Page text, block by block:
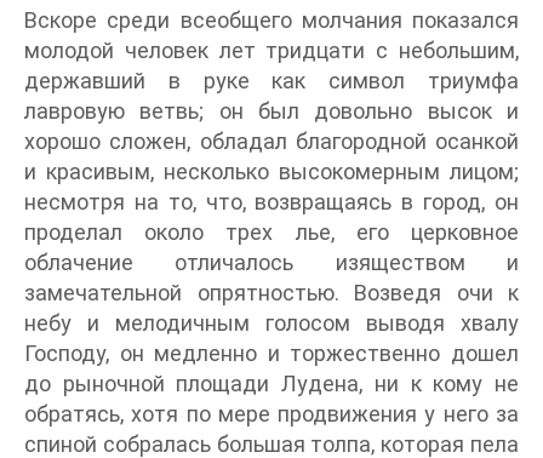
Вскоре среди всеобщего молчания показался
молодой человек лет тридцати с небольшим,
державший в руке как символ триумфа
лавровую ветвь; он был довольно высок и
хорошо сложен, обладал благородной осанкой
и красивым, несколько высокомерным лицом;
несмотря на то, что, возвращаясь в город, он
проделал около трех лье, его церковное
облачение отличалось изяществом и
замечательной опрятностью. Возведя очи к
небу и мелодичным голосом выводя хвалу
Господу, он медленно и торжественно дошел
до рыночной площади Лудена, ни к кому не
обратясь, хотя по мере продвижения у него за
спиной собралась большая толпа, которая пела